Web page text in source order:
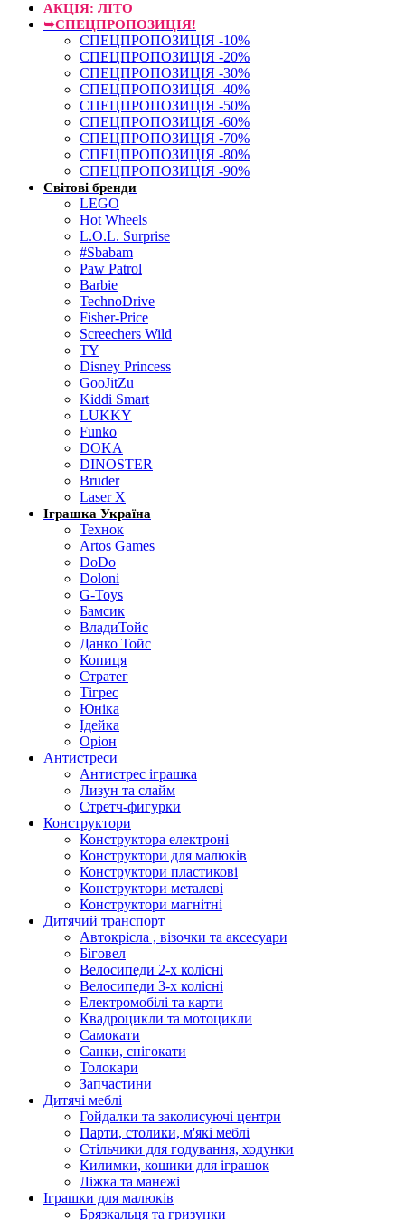
АКЦІЯ: ЛІТО
➥СПЕЦПРОПОЗИЦІЯ!
СПЕЦПРОПОЗИЦІЯ -10%
СПЕЦПРОПОЗИЦІЯ -20%
СПЕЦПРОПОЗИЦІЯ -30%
СПЕЦПРОПОЗИЦІЯ -40%
СПЕЦПРОПОЗИЦІЯ -50%
СПЕЦПРОПОЗИЦІЯ -60%
СПЕЦПРОПОЗИЦІЯ -70%
СПЕЦПРОПОЗИЦІЯ -80%
СПЕЦПРОПОЗИЦІЯ -90%
Світові бренди
LEGO
Hot Wheels
L.O.L. Surprise
#Sbabam
Paw Patrol
Barbie
TechnoDrive
Fisher-Price
Screechers Wild
TY
Disney Princess
GooJitZu
Kiddi Smart
LUKKY
Funko
DOKA
DINOSTER
Bruder
Laser X
Іграшка Україна
Технок
Artos Games
DoDo
Doloni
G-Toys
Бамсик
ВладиТойс
Данко Тойс
Копиця
Стратег
Тігрес
Юніка
Ідейка
Оріон
Антистреси
Антистрес іграшка
Лизун та слайм
Стретч-фигурки
Конструктори
Конструктора електроні
Конструктори для малюків
Конструктори пластикові
Конструктори металеві
Конструктори магнітні
Дитячий транспорт
Автокрісла , візочки та аксесуари
Біговел
Велосипеди 2-х колісні
Велосипеди 3-х колісні
Електромобілі та карти
Квадроцикли та мотоцикли
Самокати
Санки, снігокати
Толокари
Запчастини
Дитячі меблі
Гойдалки та заколисуючі центри
Парти, столики, м'які меблі
Стільчики для годування, ходунки
Килимки, кошики для іграшок
Ліжка та манежі
Іграшки для малюків
Брязкальця та гризунки